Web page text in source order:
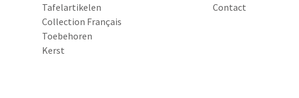
Tafelartikelen
Collection Français
Toebehoren
Kerst
Contact